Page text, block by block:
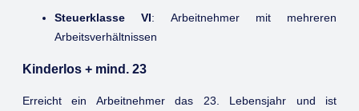
Steuerklasse VI: Arbeitnehmer mit mehreren
Arbeitsverhältnissen
Kinderlos + mind. 23
Erreicht ein Arbeitnehmer das 23. Lebensjahr und ist